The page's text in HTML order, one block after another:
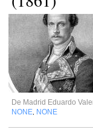
De Madrid Eduardo
NONE NONE